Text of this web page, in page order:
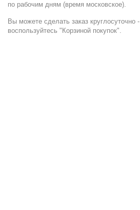
по рабочим дням (время московское).
Вы можете сделать заказ круглосуточно -
воспользуйтесь "Корзиной покупок".